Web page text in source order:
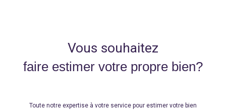
Vous souhaitez
faire estimer votre propre bien?
Toute notre expertise à votre service pour estimer votre bien